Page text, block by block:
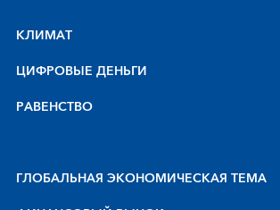
КЛИМАТ
ЦИФРОВЫЕ ДЕНЬГИ
РАВЕНСТВО
ГЛОБАЛЬНАЯ ЭКОНОМИЧЕСКАЯ ТЕМА